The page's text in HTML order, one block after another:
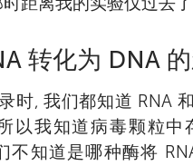
转化为 DNA
时, 我们都知道 RNA
以我知道病毒颗粒中
不知道是哪种酶将